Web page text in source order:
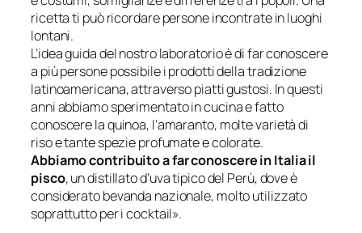
ricetta ti può ricordare persone incontrate in luoghi
lontani.
L’idea guida del nostro laboratorio è di far conoscere
a più persone possibile i prodotti della tradizione
latinoamericana, attraverso piatti gustosi. In questi
anni abbiamo sperimentato in cucina e fatto
conoscere la quinoa, l’amaranto, molte varietà di
riso e tante spezie profumate e colorate.
Abbiamo contribuito a far conoscere in Italia il
pisco, un distillato d’uva tipico del Perù, dove è
considerato bevanda nazionale, molto utilizzato
soprattutto per i cocktail».